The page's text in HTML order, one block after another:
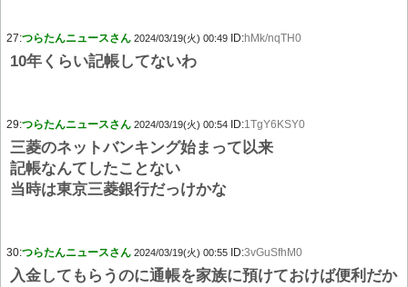
27:つらたんニュースさん 2024/03/19(火) 00:49 ID:hMk/nqTH0
10年くらい記帳してないわ
29:つらたんニュースさん 2024/03/19(火) 00:54 ID:1TgY6KSY0
三菱のネットバンキング始まって以来
記帳なんてしたことない
当時は東京三菱銀行だっけかな
30:つらたんニュースさん 2024/03/19(火) 00:55 ID:3vGuSfhM0
入金してもらうのに通帳を家族に預けておけば便利だか